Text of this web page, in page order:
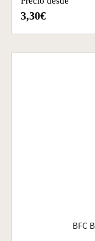
3,30€
BFC